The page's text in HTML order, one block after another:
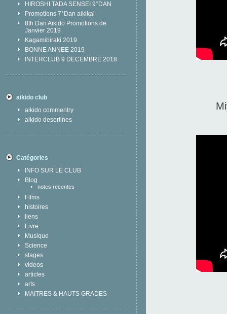
HIROSHI TADA SENSEI 9°DAN
Promotions 7°Dan aikikai
8th Dan Aikido Promotions de
Janvier 2019
Kagamibiraki 2019
BONNE ANNEE 2019
INTERCLUB 9 DECEMBRE 2018
aikido club
aikido commentry
aikido desertines
Catégories
INFO SUR LE CLUB
Blog
notes recentes
Films
histoires
liens
Livre
Musique
Science
stages
videos
articles
arts
MAITRES & HAUTS GRADES